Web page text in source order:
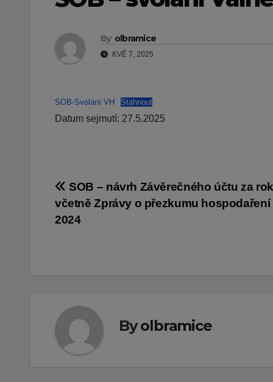
By olbramice
KVĚ 7, 2025
SOB-Svolání VH Stáhnout
Datum sejmutí: 27.5.2025
Navigace
pro
SOB – návrh Závěrečného účtu za
včetně Zprávy o přezkumu hospodaření
2024
Byolbramice